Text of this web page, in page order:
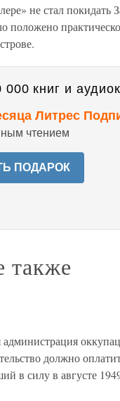
не стал покидать
положено
книг и
Литрес
чтением
ПОДАРОК
также
администрация
должно
в силу в августе